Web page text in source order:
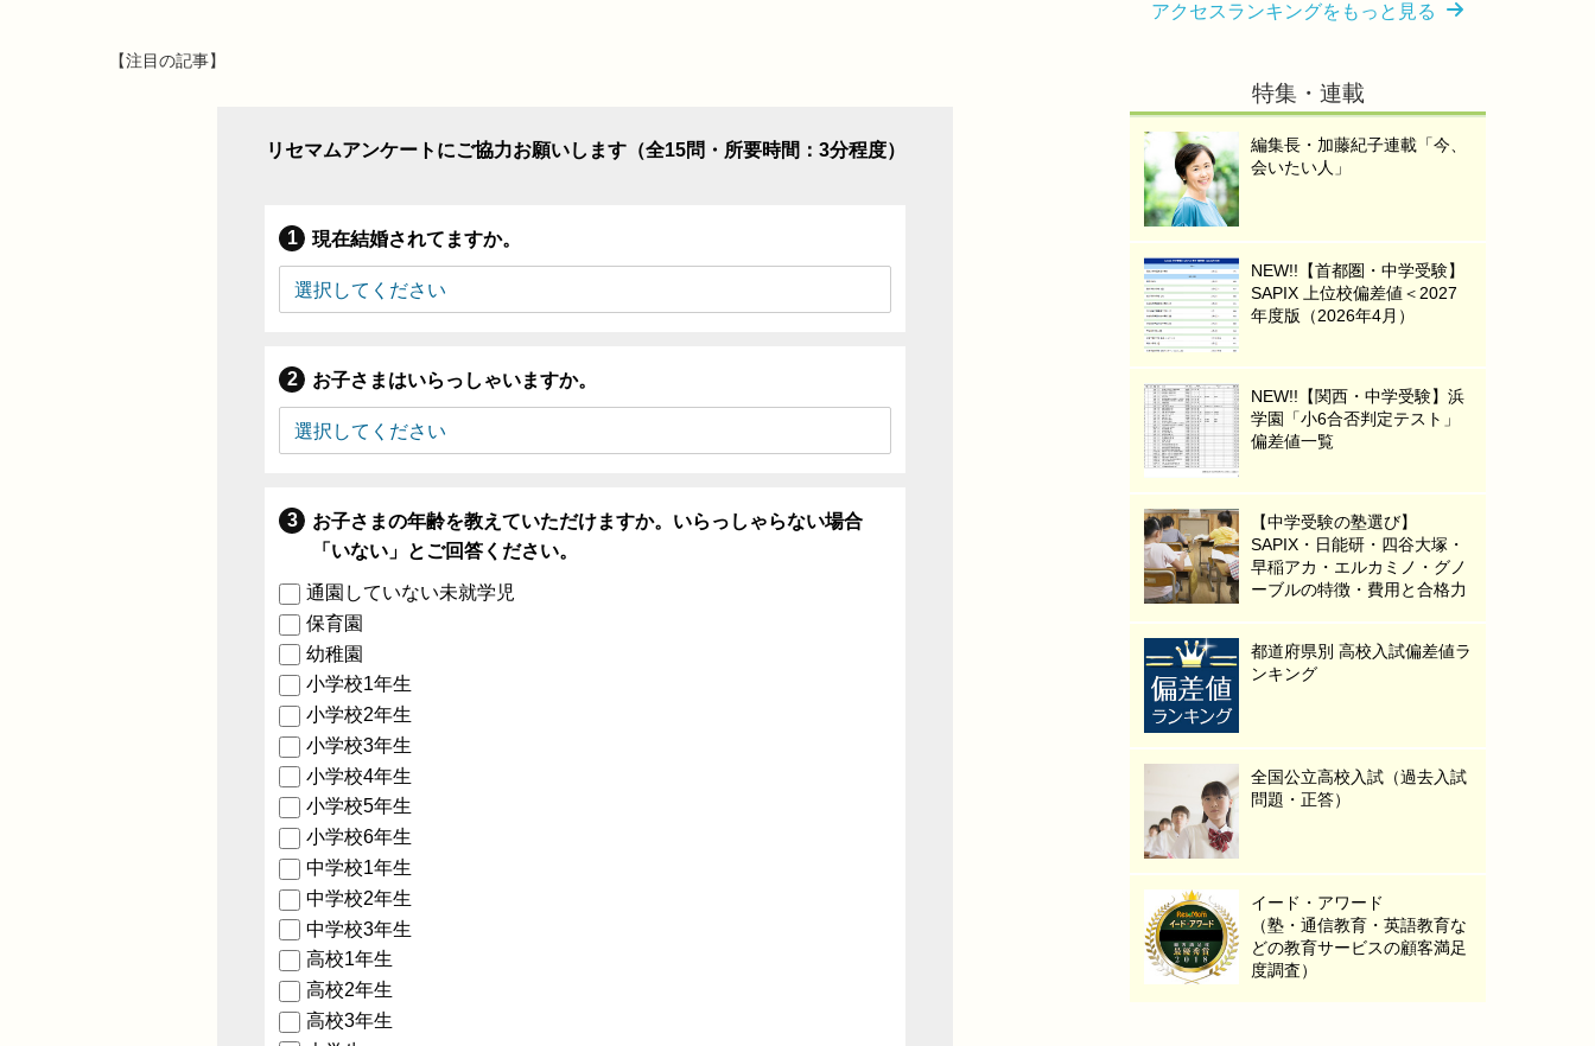
【注目の記事】
リセマムアンケートにご協力お願いします（全15問・所要時間：3分程度）
現在結婚されてますか。
お子さまはいらっしゃいますか。
お子さまの年齢を教えていただけますか。いらっしゃらない場合
「いない」とご回答ください。
通園していない未就学児
保育園
幼稚園
小学校1年生
小学校2年生
小学校3年生
小学校4年生
小学校5年生
小学校6年生
中学校1年生
中学校2年生
中学校3年生
高校1年生
高校2年生
高校3年生
アクセスランキングをもっと見る
特集・連載
編集長・加藤紀子連載「今、
会いたい人」
NEW!!【首都圏・中学受験】
SAPIX 上位校偏差値＜2027
年度版（2026年4月）
NEW!!【関西・中学受験】浜
学園「小6合否判定テスト」
偏差値一覧
【中学受験の塾選び】
SAPIX・日能研・四谷大塚・
早稲アカ・エルカミノ・グノ
ーブルの特徴・費用と合格力
都道府県別 高校入試偏差値ラ
ンキング
全国公立高校入試（過去入試
問題・正答）
イード・アワード
（塾・通信教育・英語教育な
どの教育サービスの顧客満足
度調査）